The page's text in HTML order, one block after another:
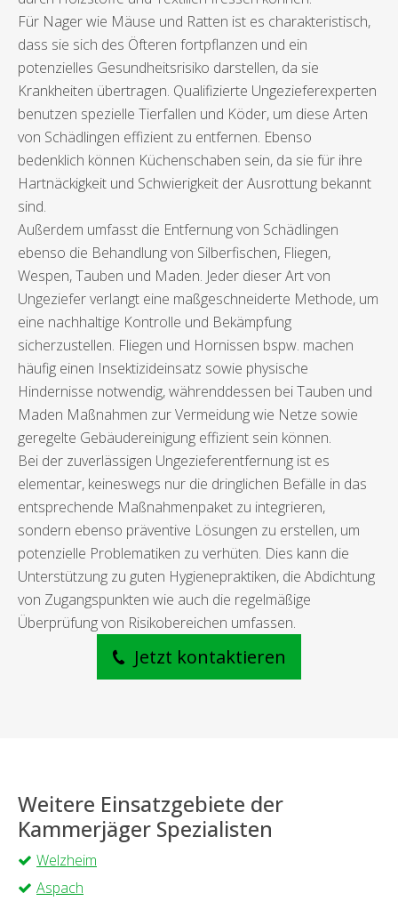
Für Nager wie Mäuse und Ratten ist es charakteristisch,
dass sie sich des Öfteren fortpflanzen und ein
potenzielles Gesundheitsrisiko darstellen, da sie
Krankheiten übertragen. Qualifizierte Ungezieferexperten
benutzen spezielle Tierfallen und Köder, um diese Arten
von Schädlingen effizient zu entfernen. Ebenso
bedenklich können Küchenschaben sein, da sie für ihre
Hartnäckigkeit und Schwierigkeit der Ausrottung bekannt
sind.
Außerdem umfasst die Entfernung von Schädlingen
ebenso die Behandlung von Silberfischen, Fliegen,
Wespen, Tauben und Maden. Jeder dieser Art von
Ungeziefer verlangt eine maßgeschneiderte Methode, um
eine nachhaltige Kontrolle und Bekämpfung
sicherzustellen. Fliegen und Hornissen bspw. machen
häufig einen Insektizideinsatz sowie physische
Hindernisse notwendig, währenddessen bei Tauben und
Maden Maßnahmen zur Vermeidung wie Netze sowie
geregelte Gebäudereinigung effizient sein können.
Bei der zuverlässigen Ungezieferentfernung ist es
elementar, keineswegs nur die dringlichen Befälle in das
entsprechende Maßnahmenpaket zu integrieren,
sondern ebenso präventive Lösungen zu erstellen, um
potenzielle Problematiken zu verhüten. Dies kann die
Unterstützung zu guten Hygienepraktiken, die Abdichtung
von Zugangspunkten wie auch die regelmäßige
Überprüfung von Risikobereichen umfassen.
Jetzt kontaktieren
Weitere Einsatzgebiete der
Kammerjäger Spezialisten
Welzheim
Aspach